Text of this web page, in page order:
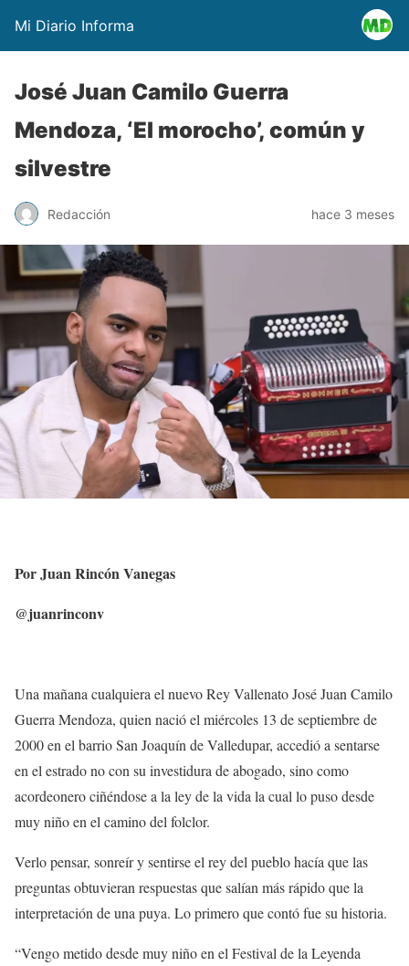
Mi Diario Informa
José Juan Camilo Guerra
Mendoza, ‘El morocho’, común y
silvestre
Redacción hace 3 meses
Por Juan Rincón Vanegas
@juanrinconv
Una mañana cualquiera el nuevo Rey Vallenato José Juan Camilo
Guerra Mendoza, quien nació el miércoles 13 de septiembre de
2000 en el barrio San Joaquín de Valledupar, accedió a sentarse
en el estrado no con su investidura de abogado, sino como
acordeonero ciñéndose a la ley de la vida la cual lo puso desde
muy niño en el camino del folclor.
Verlo pensar, sonreír y sentirse el rey del pueblo hacía que las
preguntas obtuvieran respuestas que salían más rápido que la
interpretación de una puya. Lo primero que contó fue su historia.
“Vengo metido desde muy niño en el Festival de la Leyenda